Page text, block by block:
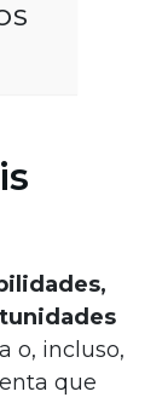
o, incluso,
que